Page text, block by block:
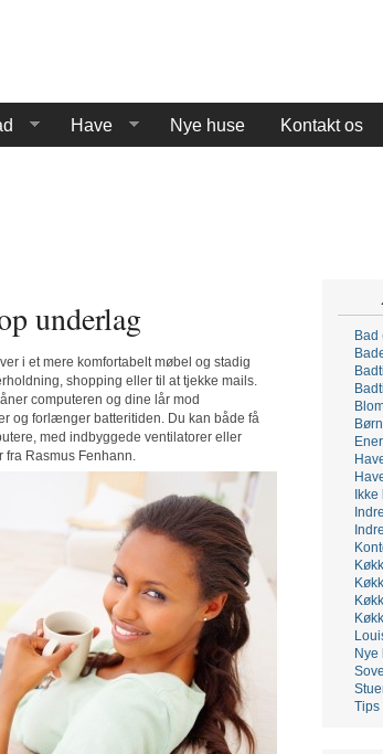
Have Nye huse Kontakt os
underlag
i et mere komfortabelt møbel og stadig
shopping eller til at tjekke mails.
computeren og dine lår mod
og forlænger batteritiden. Du kan både få
med indbyggede ventilatorer eller
Rasmus Fenhann.
Bad
Nye
Tips